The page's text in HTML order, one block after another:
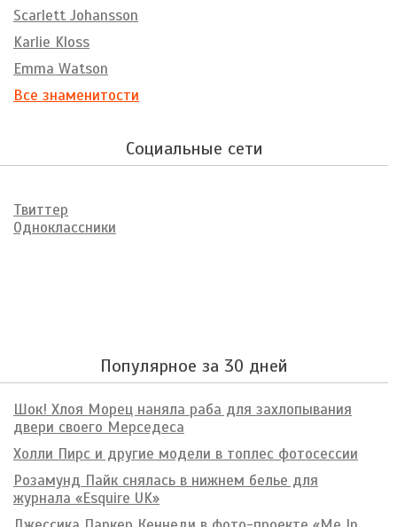
Scarlett Johansson
Karlie Kloss
Emma Watson
Все знаменитости
Социальные сети
Твиттер
Одноклассники
Популярное за 30 дней
Шок! Хлоя Морец наняла раба для захлопывания
двери своего Мерседеса
Холли Пирс и другие модели в топлес фотосессии
Розамунд Пайк снялась в нижнем белье для
журнала «Esquire UK»